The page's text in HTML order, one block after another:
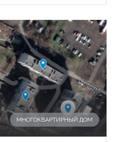
МНОГОКВАРТИРНЫЙ ДОМ